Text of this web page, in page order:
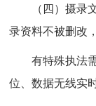
（四）摄录
录资料不被删改
有特殊执法
位、数据无线实